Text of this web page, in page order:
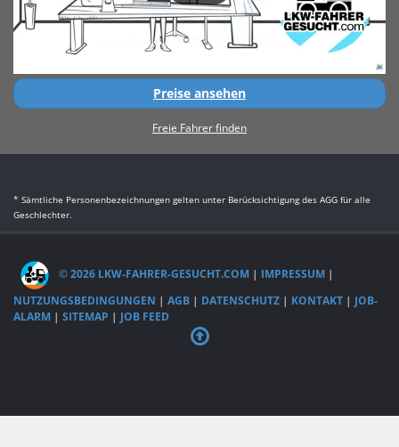
Preise ansehen
Freie Fahrer finden
* Sämtliche Personenbezeichnungen gelten unter Berücksichtigung des AGG für alle
Geschlechter.
© 2026 LKW-FAHRER-GESUCHT.COM | IMPRESSUM |
NUTZUNGSBEDINGUNGEN | AGB | DATENSCHUTZ | KONTAKT | JOB-
ALARM | SITEMAP | JOB FEED